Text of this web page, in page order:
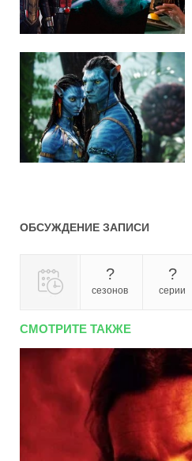
ОБСУЖДЕНИЕ ЗАПИСИ
?
сезонов
?
серии
СМОТРИТЕ ТАКЖЕ